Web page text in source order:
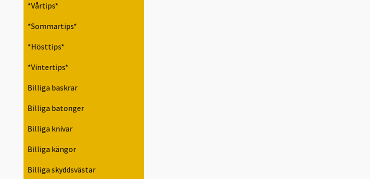
*Vårtips*
*Sommartips*
*Hösttips*
*Vintertips*
Billiga baskrar
Billiga batonger
Billiga knivar
Billiga kängor
Billiga skyddsvästar